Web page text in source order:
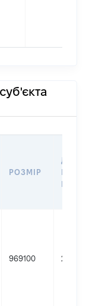
РОЗМІР
ДАТА
969100